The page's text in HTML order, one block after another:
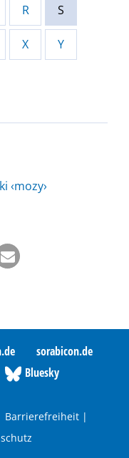
R S
X Y
‹mozy›
sorabicon.de
Bluesky
Barrierefreiheit |